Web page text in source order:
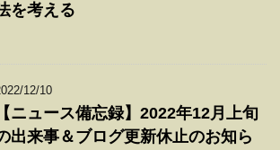
を考える
12/10
【ニュース備忘録】2022年12月上旬
出来事＆ブログ更新休止のお知ら